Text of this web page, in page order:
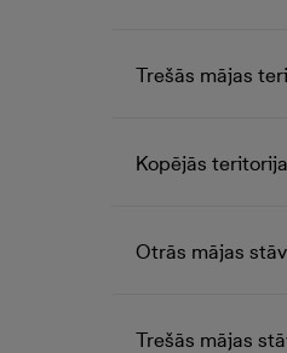
Trešās mājas
Kopējās
Otrās mājas
Trešās mājas